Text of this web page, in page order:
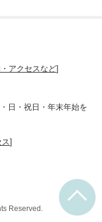
アクセスなど]
日・祝日・年末年始を
]
Reserved.